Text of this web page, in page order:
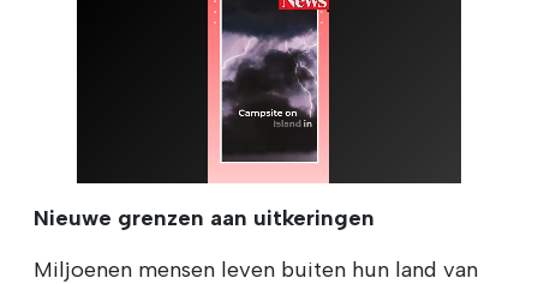
Nieuwe grenzen aan uitkeringen
Miljoenen mensen leven buiten hun land van